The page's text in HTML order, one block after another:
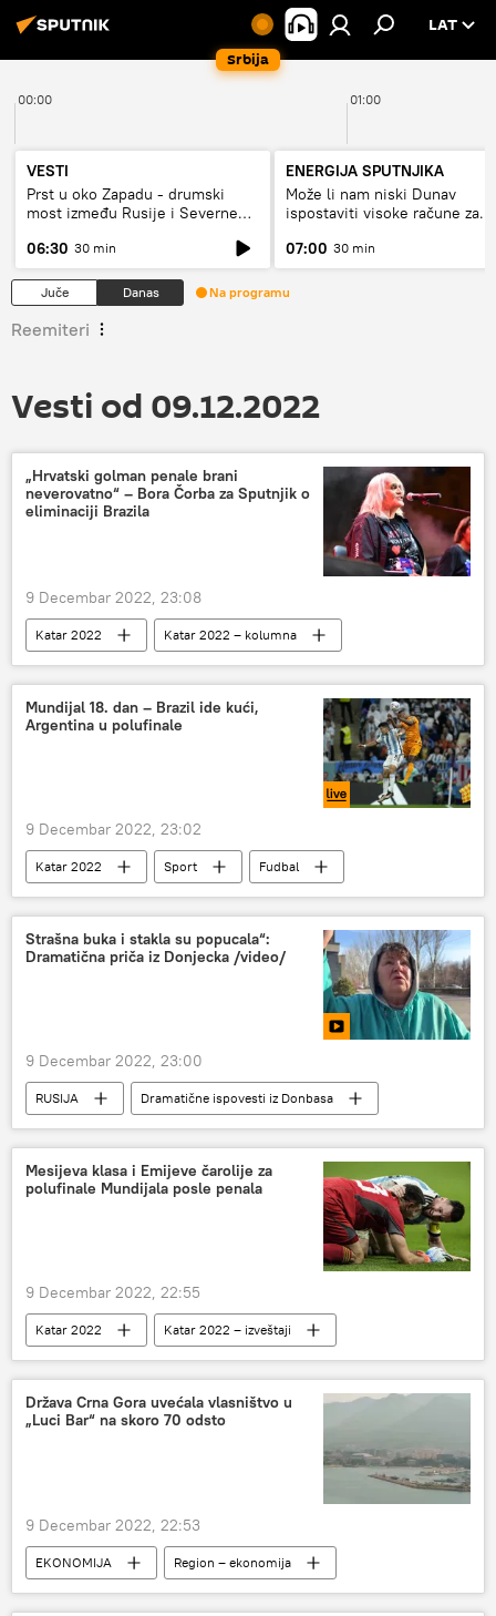
Srbija
LAT
00:00 01:00
VESTI
Prst u oko Zapadu - drumski
most između Rusije i Severne
06:30 30 min
ENERGIJA SPUTNJIKA
Može li nam niski Dunav
ispostaviti visoke račune za
07:00 30 min
Juče Danas Na programu
Reemiteri
Vesti od 09.12.2022
„Hrvatski golman penale brani
neverovatno“ – Bora Čorba za Sputnjik o
eliminaciji Brazila
9 Decembar 2022, 23:08
Katar 2022
Katar 2022 – kolumna
Sport
Mundijal iz Borine čorbe
Fudbal
Mundijal 18. dan – Brazil ide kući,
Argentina u polufinale
9 Decembar 2022, 23:02
Katar 2022 Sport
Fudbal
Katar 2022 – izveštaji
Strašna buka i stakla su popucala“:
Dramatična priča iz Donjecka /video/
9 Decembar 2022, 23:00
RUSIJA Dramatične ispovesti iz Donbasa
Mesijeva klasa i Emijeve čarolije za
polufinale Mundijala posle penala
9 Decembar 2022, 22:55
Katar 2022
Katar 2022 – izveštaji
Sport
Fudbal
Država Crna Gora uvećala vlasništvo u
„Luci Bar“ na skoro 70 odsto
9 Decembar 2022, 22:53
EKONOMIJA
Region – ekonomija
Crna Gora